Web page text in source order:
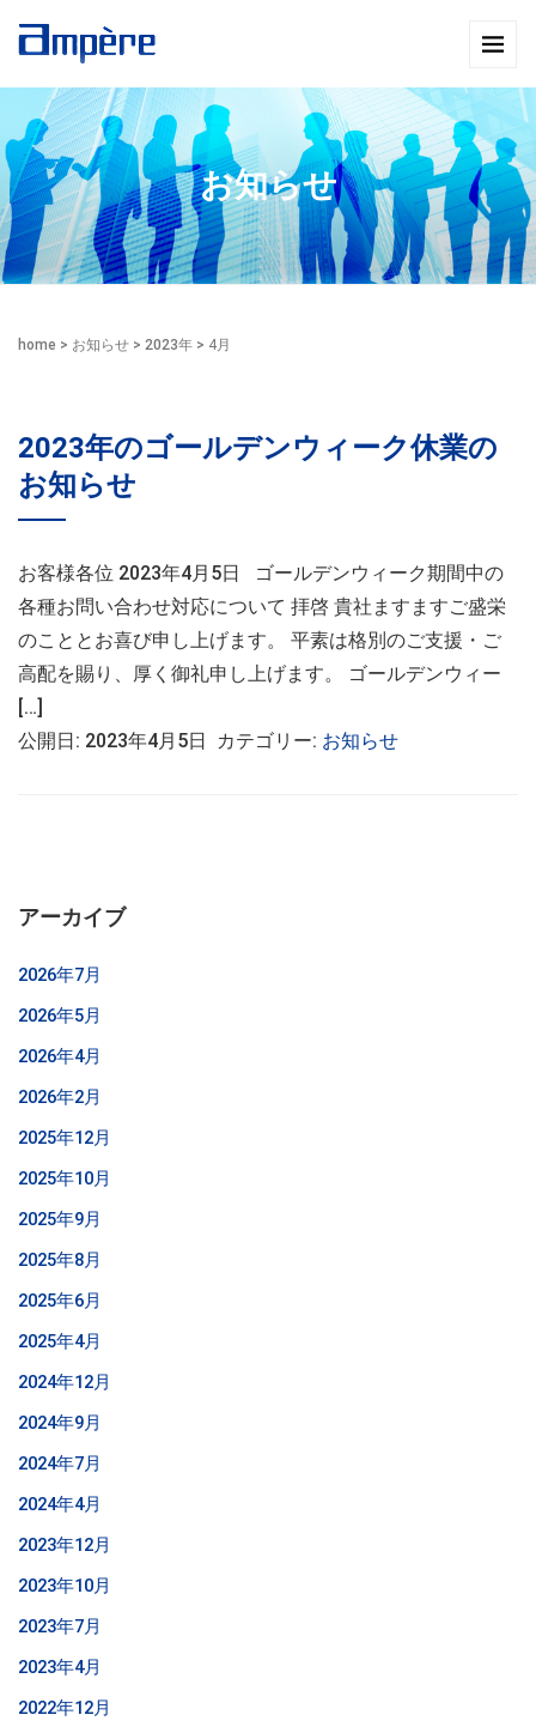
お知らせ
home > お知らせ > 2023年 > 4月
2023年のゴールデンウィーク休業の
お知らせ
お客様各位 2023年4月5日 ゴールデンウィーク期間中の
各種お問い合わせ対応について 拝啓 貴社ますますご盛栄
のこととお喜び申し上げます。 平素は格別のご支援・ご
高配を賜り、厚く御礼申し上げます。 ゴールデンウィー
[…]
公開日: 2023年4月5日 カテゴリー: お知らせ
アーカイブ
2026年7月
2026年5月
2026年4月
2026年2月
2025年12月
2025年10月
2025年9月
2025年8月
2025年6月
2025年4月
2024年12月
2024年9月
2024年7月
2024年4月
2023年12月
2023年10月
2023年7月
2023年4月
2022年12月